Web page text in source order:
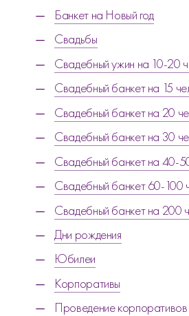
Банкет на Новый год
Свадьбы
Свадебный ужин на 10-20
Свадебный банкет на 15
Свадебный банкет на 20
Свадебный банкет на 30
Свадебный банкет на 40-
Свадебный банкет 60-100
Свадебный банкет на 200
Дни рождения
Юбилеи
Корпоративы
Проведение